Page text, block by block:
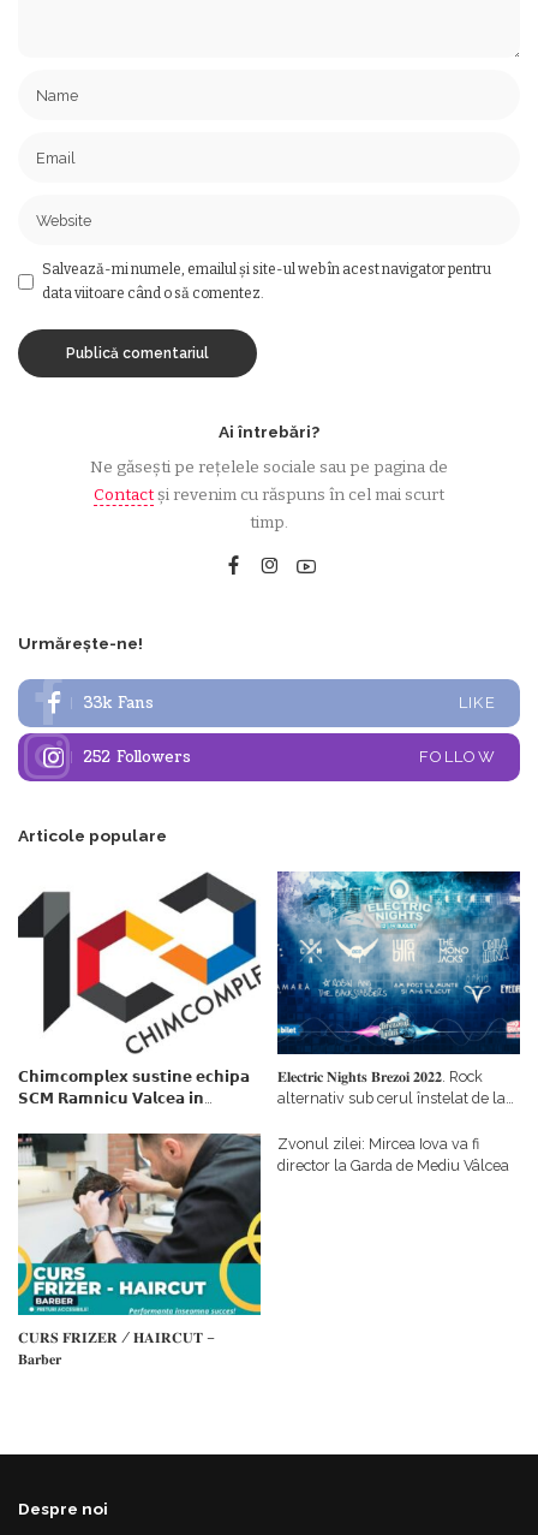
Salvează-mi numele, emailul și site-ul web în acest navigator pentru
data viitoare când o să comentez.
Ai întrebări?
Ne găsești pe rețelele sociale sau pe pagina de
Contactși revenim cu răspuns în cel mai scurt
timp.
Urmărește-ne!
33k Fans LIKE
252 Followers FOLLOW
Articole populare
𝗖𝗵𝗶𝗺𝗰𝗼𝗺𝗽𝗹𝗲𝘅 𝘀𝘂𝘀𝘁𝗶𝗻𝗲 𝗲𝗰𝗵𝗶𝗽𝗮
𝗦𝗖𝗠 𝗥𝗮𝗺𝗻𝗶𝗰𝘂 𝗩𝗮𝗹𝗰𝗲𝗮 𝗶𝗻
𝗳𝗶𝗻𝗮𝗻𝘁𝗮𝘁𝗼𝗿
𝐄𝐥𝐞𝐜𝐭𝐫𝐢𝐜 𝐍𝐢𝐠𝐡𝐭𝐬 𝐁𝐫𝐞𝐳𝐨𝐢 𝟐𝟎𝟐𝟐. Rock
alternativ sub cerul înstelat de la
𝐂𝐔𝐑𝐒 𝐅𝐑𝐈𝐙𝐄𝐑 / 𝐇𝐀𝐈𝐑𝐂𝐔𝐓 –
𝐁𝐚𝐫𝐛𝐞𝐫
Zvonul zilei: Mircea Iova va fi
director la Garda de Mediu Vâlcea
Despre noi